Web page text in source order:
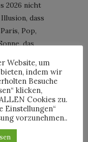
2026 nicht
dass
Pop,
das
NEWS
Website, um
indem wir
Besuche
klicken,
Cookies zu.
Einstellungen“
vorzunehmen..